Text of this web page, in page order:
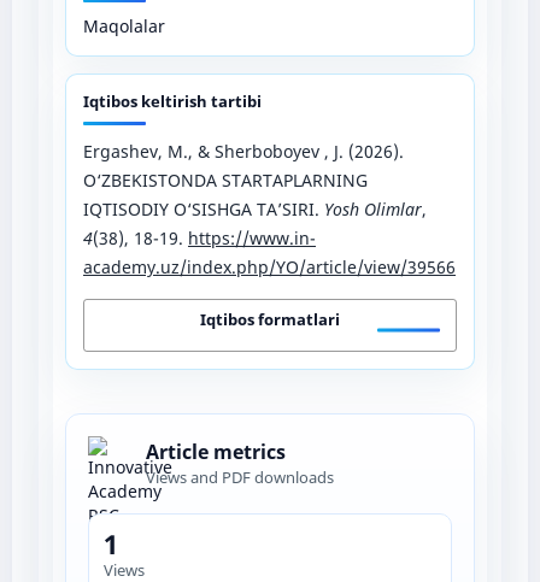
Maqolalar
Iqtibos keltirish tartibi
Ergashev, M., & Sherboboyev , J. (2026).
O‘ZBEKISTONDA STARTAPLARNING
IQTISODIY O‘SISHGA TA’SIRI. Yosh Olimlar,
4(38), 18-19. https://www.in-
academy.uz/index.php/YO/article/view/39566
Iqtibos formatlari
Article metrics
Views and PDF downloads
1
Views